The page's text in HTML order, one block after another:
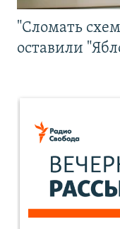
"Сломать
оставили